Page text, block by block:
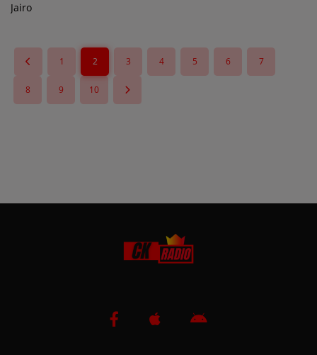
Jairo
1 2 3 4 5 6 7
8 9 10